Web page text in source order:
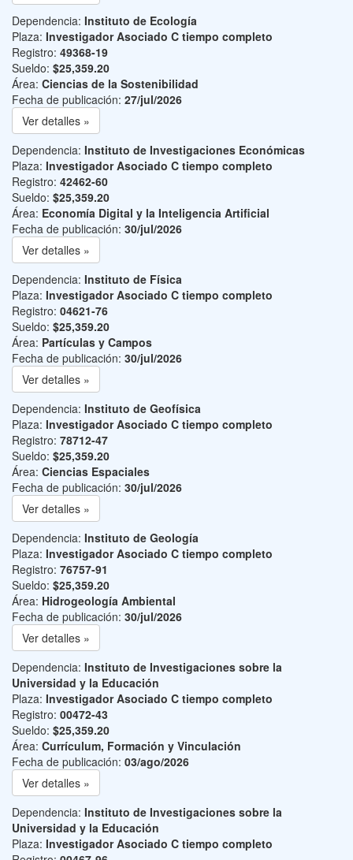
Dependencia: Instituto de Ecología
Plaza: Investigador Asociado C tiempo completo
Registro: 49368-19
Sueldo: $25,359.20
Área: Ciencias de la Sostenibilidad
Fecha de publicación: 27/jul/2026
Ver detalles »
Dependencia: Instituto de Investigaciones Económicas
Plaza: Investigador Asociado C tiempo completo
Registro: 42462-60
Sueldo: $25,359.20
Área: Economía Digital y la Inteligencia Artificial
Fecha de publicación: 30/jul/2026
Ver detalles »
Dependencia: Instituto de Física
Plaza: Investigador Asociado C tiempo completo
Registro: 04621-76
Sueldo: $25,359.20
Área: Partículas y Campos
Fecha de publicación: 30/jul/2026
Ver detalles »
Dependencia: Instituto de Geofísica
Plaza: Investigador Asociado C tiempo completo
Registro: 78712-47
Sueldo: $25,359.20
Área: Ciencias Espaciales
Fecha de publicación: 30/jul/2026
Ver detalles »
Dependencia: Instituto de Geología
Plaza: Investigador Asociado C tiempo completo
Registro: 76757-91
Sueldo: $25,359.20
Área: Hidrogeología Ambiental
Fecha de publicación: 30/jul/2026
Ver detalles »
Dependencia: Instituto de Investigaciones sobre la
Universidad y la Educación
Plaza: Investigador Asociado C tiempo completo
Registro: 00472-43
Sueldo: $25,359.20
Área: Currículum, Formación y Vinculación
Fecha de publicación: 03/ago/2026
Ver detalles »
Dependencia: Instituto de Investigaciones sobre la
Universidad y la Educación
Plaza: Investigador Asociado C tiempo completo